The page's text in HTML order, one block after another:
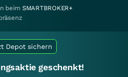
beim SMARTBROKER+
Depot sichern
geschenkt!